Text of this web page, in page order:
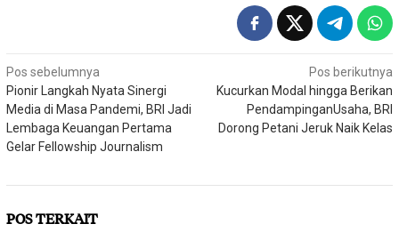
Navigasi
pos
Pos sebelumnya
Pionir Langkah Nyata Sinergi
Media di Masa Pandemi, BRI Jadi
Lembaga Keuangan Pertama
Gelar Fellowship Journalism
Pos berikutnya
Kucurkan Modal hingga Berikan
PendampinganUsaha, BRI
Dorong Petani Jeruk Naik Kelas
POS TERKAIT